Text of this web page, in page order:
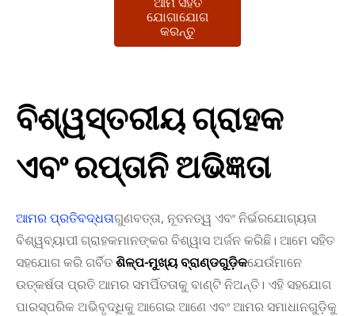
ଯୋଗାଯୋଗ
କରନ୍ତୁ
ବିଶ୍ୱସ୍ତରୀୟ ଗ୍ରାହକ
ଏବଂ ରପ୍ତାନି ଅଭିଜ୍ଞତା
ଆମର ପ୍ରତିବଦ୍ଧତାଗୁଣବତ୍ତା, ନୂତନତ୍ୱ ଏବଂ ନିର୍ଭରଯୋଗ୍ୟତା
ବିଶ୍ୱବ୍ୟାପୀ ଗ୍ରାହକମାନଙ୍କର ବିଶ୍ୱାସ ଅର୍ଜନ କରିଛି। ଆମେ ସହିତ
ସହଯୋଗ କରି ଗର୍ବିତଶିଳ୍ପ-ମୁଖ୍ୟ ବ୍ରାଣ୍ଡଗୁଡ଼ିକଯେଉଁମାନେ
ଉତ୍କର୍ଷତା ପ୍ରତି ଆମର ସମର୍ପିତତାକୁ ବାଣ୍ଟି ନିଅନ୍ତି। ଏହି ସହଯୋଗ
ପାରସ୍ପରିକ ଅଭିବୃଦ୍ଧିକୁ ଆଗେଇ ଆଣେ ଏବଂ ଆମର ସମାଧାନଗୁଡ଼ିକୁ